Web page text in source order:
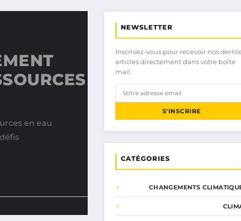
en eau
NEWSLETTER
Inscrivez-vous pour recevoir nos
articles directement dans votre boîte
mail.
S'INSCRIRE
CATÉGORIES
CHANGEMENTS